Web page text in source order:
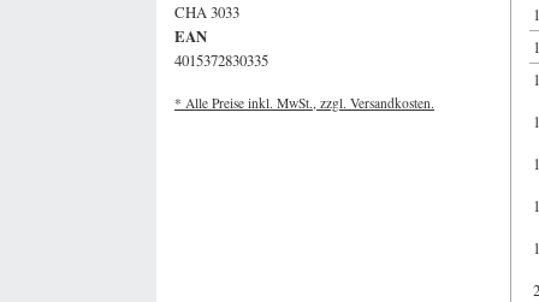
CHA 3033
EAN
4015372830335
* Alle Preise inkl. MwSt., zzgl. Versandkosten.